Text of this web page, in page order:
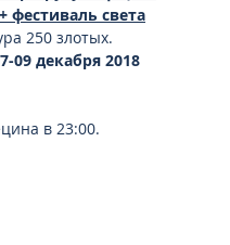
фестиваль света
09 декабря 2018